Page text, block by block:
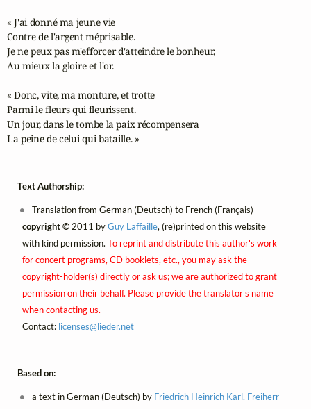
« J'ai donné ma jeune vie
Contre de l'argent méprisable.
Je ne peux pas m'efforcer d'atteindre le bonheur,
Au mieux la gloire et l'or.
« Donc, vite, ma monture, et trotte
Parmi le fleurs qui fleurissent.
Un jour, dans le tombe la paix récompensera
La peine de celui qui bataille. »
Text Authorship:
Translation from German (Deutsch) to French (Français)
copyright ©2011 byGuy Laffaille, (re)printed on this website
with kind permission. To reprint and distribute this author's work
for concert programs, CD booklets, etc., you may ask the
copyright-holder(s) directly or ask us; we are authorized to grant
permission on their behalf. Please provide the translator's name
when contacting us.
Contact: licenses@lieder.net
Based on:
a text in German (Deutsch) by Friedrich Heinrich Karl, Freiherr